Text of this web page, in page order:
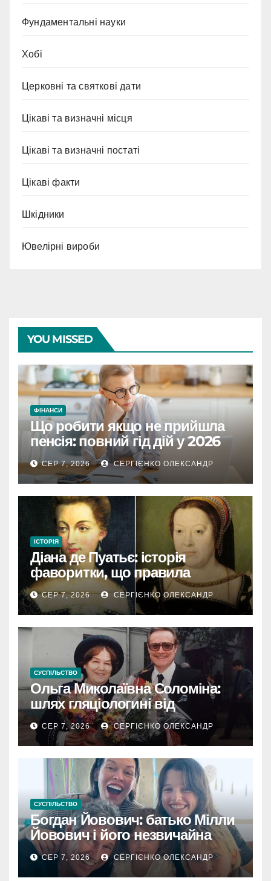
Фундаментальні науки
Хобі
Церковні та святкові дати
Цікаві та визначні місця
Цікаві та визначні постаті
Цікаві факти
Шкідники
Ювелірні вироби
YOU MISSED
ФІНАНСИ
Що робити якщо не прийшла
пенсія: повний гід дій у 2026
році
СЕР 7, 2026 СЕРГІЄНКО ОЛЕКСАНДР
ІСТОРІЯ
Діана де Пуатьє: історія
фаворитки, що правила
Францією
СЕР 7, 2026 СЕРГІЄНКО ОЛЕКСАНДР
СУСПІЛЬСТВО
Ольга Миколаївна Соломіна:
шлях гляціологині від
експедиційної кухарки до
директора Інституту географії
РАН
СЕР 7, 2026 СЕРГІЄНКО ОЛЕКСАНДР
СУСПІЛЬСТВО
Богдан Йовович: батько Мілли
Йовович і його незвичайна
доля
СЕР 7, 2026 СЕРГІЄНКО ОЛЕКСАНДР